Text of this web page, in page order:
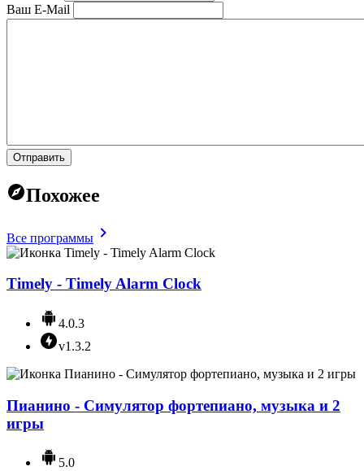
Ваш E-Mail
Отправить
Похожее
Все программы
Timely - Timely Alarm Clock
4.0.3
v1.3.2
Пианино - Симулятор фортепиано, музыка и 2
игры
5.0